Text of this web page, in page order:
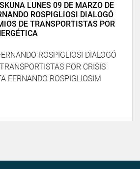
LUNES 09 DE MARZO DE
ROSPIGLIOSI DIALOGÓ
DE TRANSPORTISTAS POR
ROSPIGLIOSI DIALOGÓ
POR CRISIS
FERNANDO ROSPIGLIOSIM